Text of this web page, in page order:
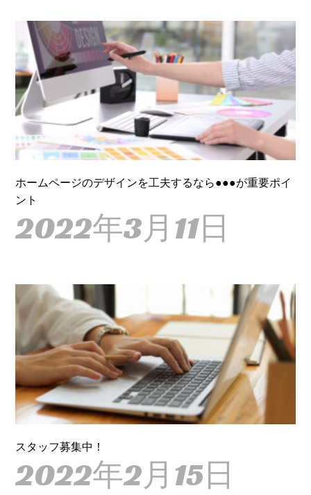
ホームページのデザインを工夫するなら●●●が重要ポイ
ント
2022年3月11日
スタッフ募集中！
2022年2月15日